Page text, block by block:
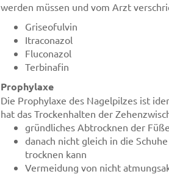
werden müssen und vom Arzt
Griseofulvin
Itraconazol
Fluconazol
Terbinafin
Prophylaxe
Die Prophylaxe des Nagelpilzes ist
hat das Trockenhalten der
gründliches Abtrocknen der
danach nicht gleich in die
trocknen kann
Vermeidung von nicht